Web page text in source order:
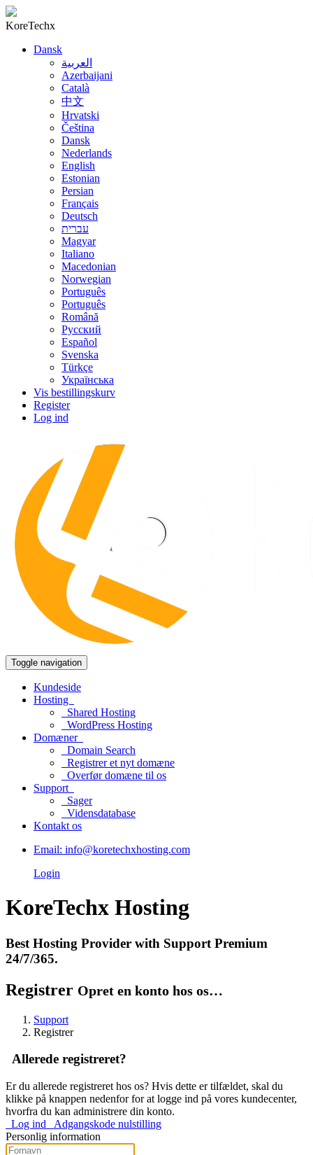
KoreTechx
Dansk
العربية
Azerbaijani
Català
中文
Hrvatski
Čeština
Dansk
Nederlands
English
Estonian
Persian
Français
Deutsch
עברית
Magyar
Italiano
Macedonian
Norwegian
Português
Português
Română
Русский
Español
Svenska
Türkçe
Українська
Vis bestillingskurv
Register
Log ind
Toggle navigation
Kundeside
Hosting
Shared Hosting
WordPress Hosting
Domæner
Domain Search
Registrer et nyt domæne
Overfør domæne til os
Support
Sager
Vidensdatabase
Kontakt os
Email: info@koretechxhosting.com
Login
KoreTechx Hosting
Best Hosting Provider with Support Premium
24/7/365.
Registrer Opret en konto hos os…
Support
Registrer
Allerede registreret?
Er du allerede registreret hos os? Hvis dette er tilfældet, skal du
klikke på knappen nedenfor for at logge ind på vores kundecenter,
hvorfra du kan administrere din konto.
Log ind
Adgangskode nulstilling
Personlig information